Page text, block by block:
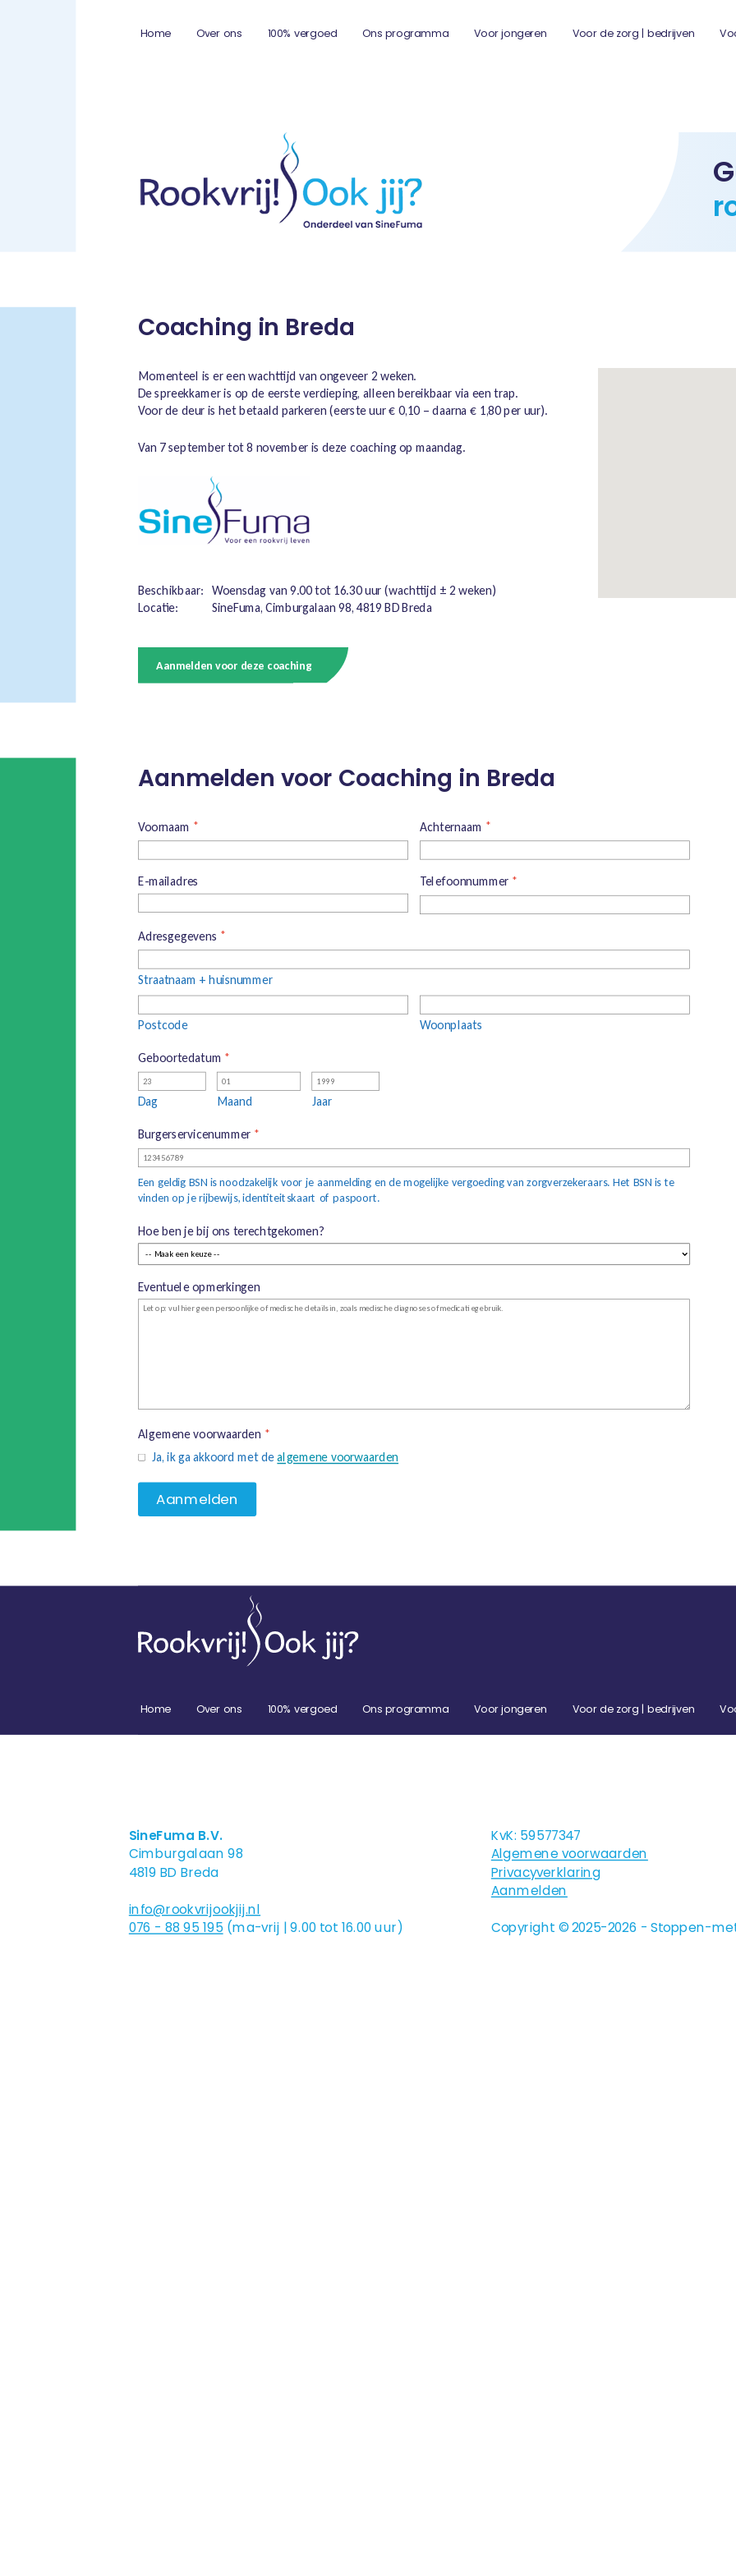
Home Over ons 100% vergoed Ons programma Voor jongeren Voor de zorg | bedrijven
Coaching in Breda
Momenteel is er een wachttijd van ongeveer 2 weken.
De spreekkamer is op de eerste verdieping, alleen bereikbaar via een trap.
Voor de deur is het betaald parkeren (eerste uur € 0,10 – daarna € 1,80 per uur).
Van 7 september tot 8 november is deze coaching op maandag.
Beschikbaar: Woensdag van 9.00 tot 16.30 uur (wachttijd ± 2 weken)
Locatie:
SineFuma, Cimburgalaan 98, 4819 BD Breda
Aanmelden voor deze coaching
Aanmelden voor Coaching in Breda
Voornaam * Achternaam *
E-mailadres Telefoonnummer *
Adresgegevens *
Straatnaam + huisnummer
Postcode Woonplaats
Geboortedatum *
Dag Maand Jaar
Burgerservicenummer *
Een geldig BSN is noodzakelijk voor je aanmelding en de mogelijke vergoeding van zorgverzekeraars. Het BSN is te
vinden op je rijbewijs, identiteitskaart of paspoort.
Hoe ben je bij ons terechtgekomen?
Eventuele opmerkingen
Algemene voorwaarden *
Ja, ik ga akkoord met dealgemene voorwaarden
Home Over ons 100% vergoed Ons programma Voor jongeren Voor de zorg | bedrijven
SineFuma B.V.
Cimburgalaan 98
4819 BD Breda
info@rookvrijookjij.nl
076 - 88 95 195 (ma-vrij | 9.00 tot 16.00 uur)
KvK: 59577347
Algemene voorwaarden
Privacyverklaring
Aanmelden
Copyright © 2025-2026 - Stoppen-